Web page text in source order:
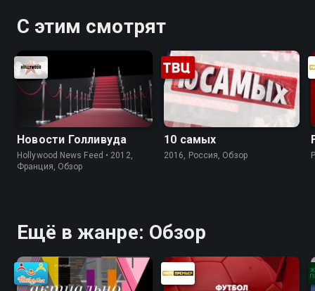
С этим смотрят
Новости Голливуда
Hollywood News Feed • 2012,
Франция, Обзор
10 самых
2016, Россия, Обзор
Ещё в жанре: Обзор